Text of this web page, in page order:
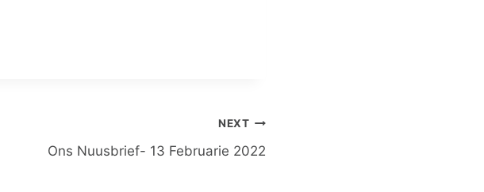
NEXT
Ons Nuusbrief- 13 Februarie 2022